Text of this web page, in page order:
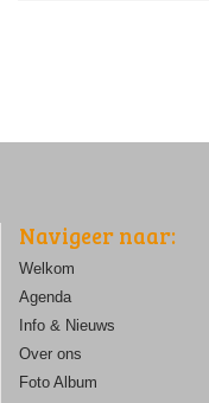
Navigeer naar:
Welkom
Agenda
Info & Nieuws
Over ons
Foto Album